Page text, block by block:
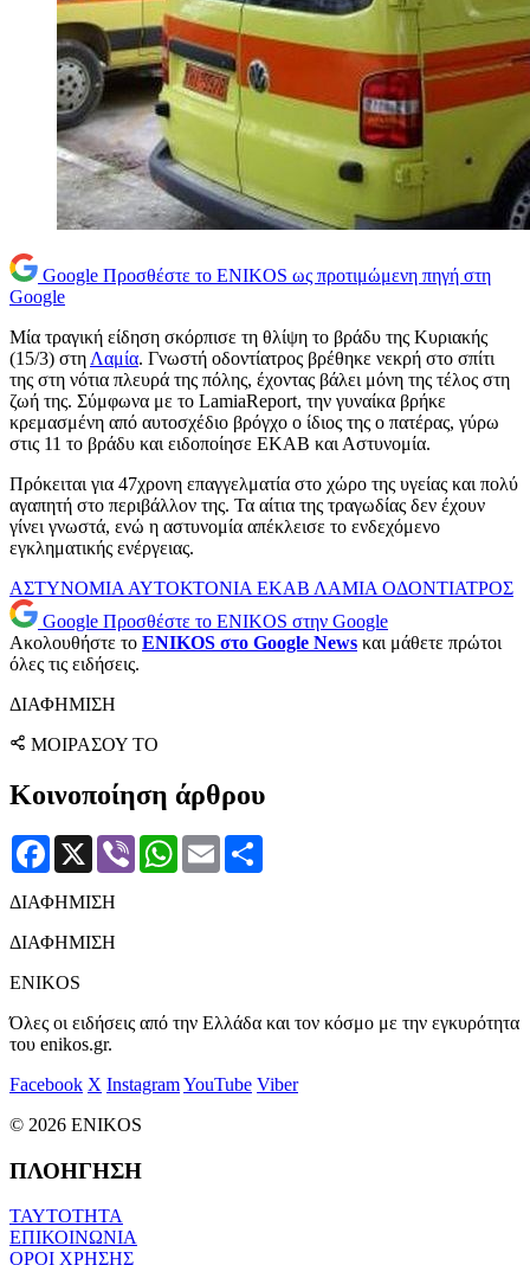
Google Προσθέστε το ENIKOS ως προτιμώμενη πηγή στη
Google
Μία τραγική είδηση σκόρπισε τη θλίψη το βράδυ της Κυριακής
(15/3) στη Λαμία. Γνωστή οδοντίατρος βρέθηκε νεκρή στο σπίτι
της στη νότια πλευρά της πόλης, έχοντας βάλει μόνη της τέλος στη
ζωή της. Σύμφωνα με το LamiaReport, την γυναίκα βρήκε
κρεμασμένη από αυτοσχέδιο βρόγχο ο ίδιος της ο πατέρας, γύρω
στις 11 το βράδυ και ειδοποίησε ΕΚΑΒ και Αστυνομία.
Πρόκειται για 47χρονη επαγγελματία στο χώρο της υγείας και πολύ
αγαπητή στο περιβάλλον της. Τα αίτια της τραγωδίας δεν έχουν
γίνει γνωστά, ενώ η αστυνομία απέκλεισε το ενδεχόμενο
εγκληματικής ενέργειας.
ΑΣΤΥΝΟΜΙΑ ΑΥΤΟΚΤΟΝΙΑ ΕΚΑΒ ΛΑΜΙΑ ΟΔΟΝΤΙΑΤΡΟΣ
Google Προσθέστε το ENIKOS στην Google
Ακολουθήστε το ENIKOS στο Google News και μάθετε πρώτοι
όλες τις ειδήσεις.
ΔΙΑΦΗΜΙΣΗ
ΜΟΙΡΑΣΟΥ ΤΟ
Κοινοποίηση άρθρου
Facebook
X Viber WhatsApp
Email
ΔΙΑΦΗΜΙΣΗ
ΔΙΑΦΗΜΙΣΗ
ENIKOS
Όλες οι ειδήσεις από την Ελλάδα και τον κόσμο με την εγκυρότητα
του enikos.gr.
Facebook X InstagramYouTube Viber
© 2026 ENIKOS
ΠΛΟΗΓΗΣΗ
ΤΑΥΤΟΤΗΤΑ
ΕΠΙΚΟΙΝΩΝΙΑ
ΟΡΟΙ ΧΡΗΣΗΣ